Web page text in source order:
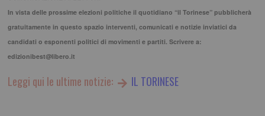
In vista delle prossime elezioni politiche il quotidiano “il Torinese” pubblicherà
gratuitamente in questo spazio interventi, comunicati e notizie inviatici da
candidati o esponenti politici di movimenti e partiti. Scrivere a:
edizionibest@libero.it
Leggi qui le ultime notizie: IL TORINESE